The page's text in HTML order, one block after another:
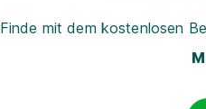
Finde mit dem kostenlosen